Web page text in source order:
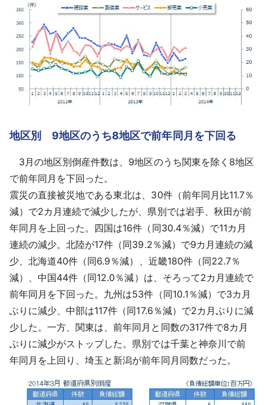
地区別 9地区のうち8地区で前年同月を下回る
3月の地区別倒産件数は、9地区のうち関東を除く8地区
で前年同月を下回った。
震災の直接被災地である東北は、30件（前年同月比11.7％
減）で2カ月連続で減少したが、県別では岩手、秋田が前
年同月を上回った。四国は16件（同30.4％減）で11カ月
連続の減少。北陸が17件（同39.2％減）で9カ月連続の減
少、北海道40件（同6.9％減）、近畿180件（同22.7％
減）、中国44件（同12.0％減）は、そろって2カ月連続で
前年同月を下回った。九州は53件（同10.1％減）で3カ月
ぶりに減少、中部は117件（同17.6％減）で2カ月ぶりに減
少した。一方、関東は、前年同月と同数の317件で8カ月
ぶりに減少がストップした。県別では千葉と神奈川で前
年同月を上回り、埼玉と新潟が前年同月同数だった。